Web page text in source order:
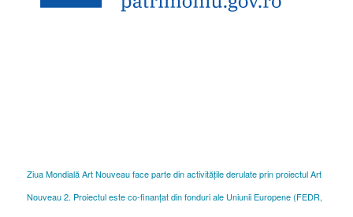
Ziua Mondială Art Nouveau face parte din activitățile derulate prin proiectul Art
Nouveau 2. Proiectul este co-finanțat din fonduri ale Uniunii Europene (FEDR,